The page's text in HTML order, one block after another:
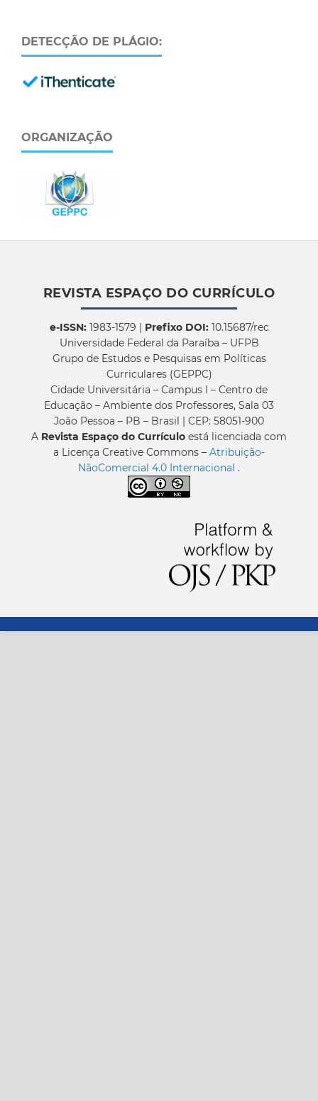
DETECÇÃO DE PLÁGIO:
ORGANIZAÇÃO
REVISTA ESPAÇO DO CURRÍCULO
e-ISSN:1983-1579 | Prefixo DOI:10.15687/rec
Universidade Federal da Paraíba – UFPB
Grupo de Estudos e Pesquisas em Políticas
Curriculares (GEPPC)
Cidade Universitária – Campus I – Centro de
Educação – Ambiente dos Professores, Sala 03
João Pessoa – PB – Brasil | CEP: 58051-900
A Revista Espaço do Currículo está licenciada com
a Licença Creative Commons – Atribuição-
NãoComercial 4.0 Internacional .